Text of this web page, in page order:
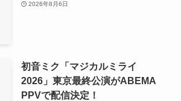
2026年8月6日
初音ミク「マジカルミライ
2026」東京最終公演がABEMA
PPVで配信決定！